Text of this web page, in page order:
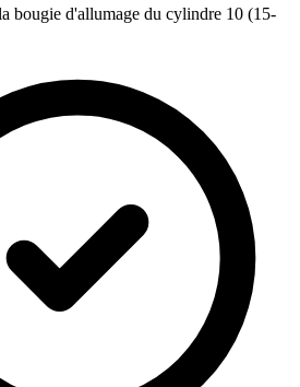
bougie d'allumage du cylindre 10 (15-